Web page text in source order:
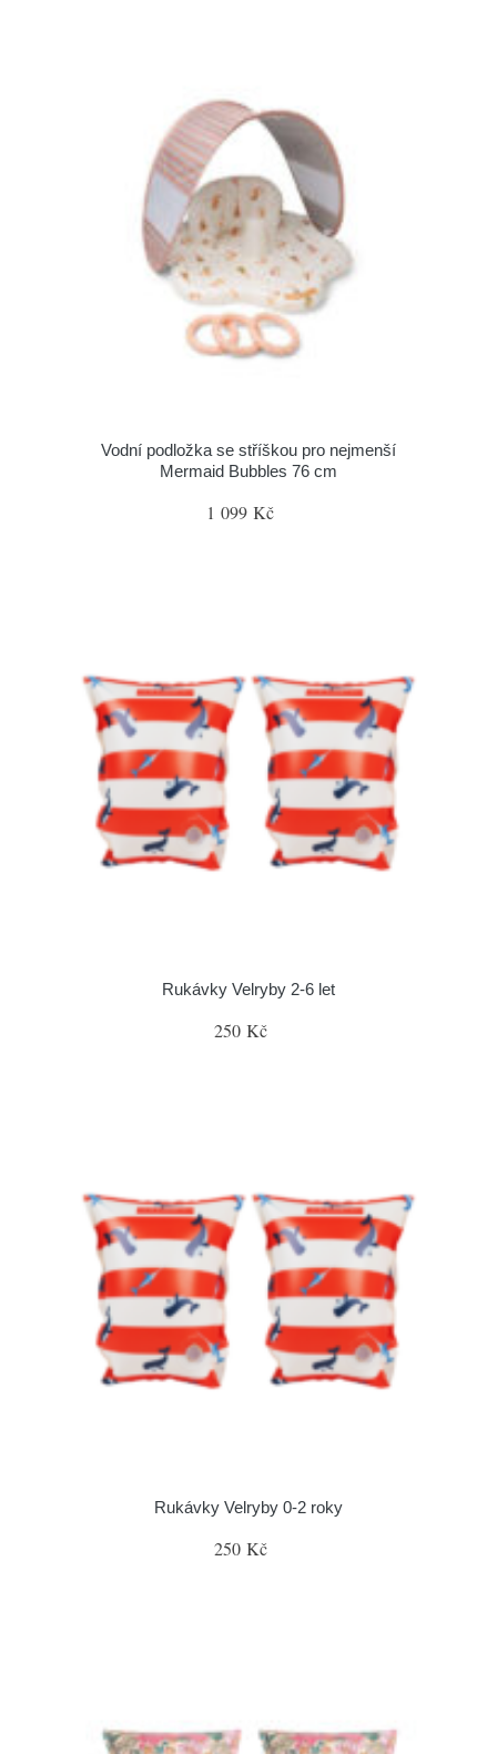
Vodní podložka se stříškou pro nejmenší
Mermaid Bubbles 76 cm
1 099 Kč
Rukávky Velryby 2-6 let
250 Kč
Rukávky Velryby 0-2 roky
250 Kč